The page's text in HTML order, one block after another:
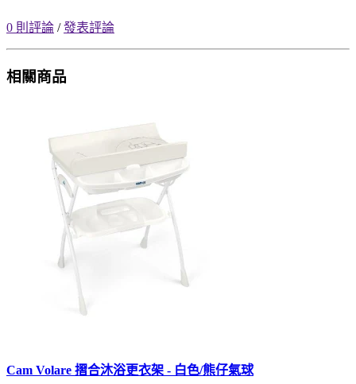
0 則評論 /發表評論
相關商品
Cam Volare 摺合沐浴更衣架 - 白色/熊仔氣球